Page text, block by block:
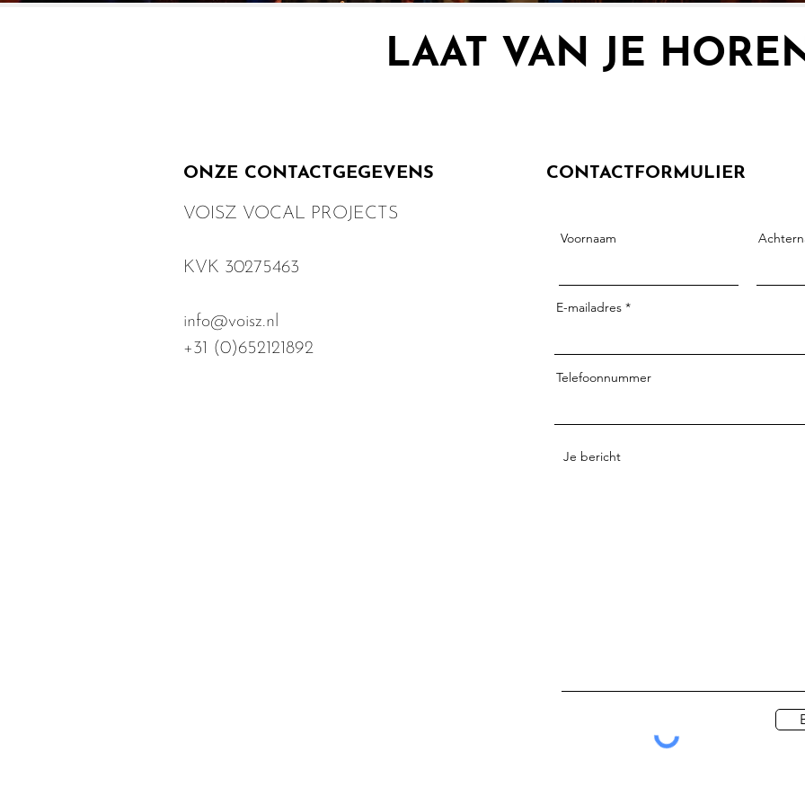
LAAT VAN JE
ONZE CONTACTGEGEVENS CONTACTFORMULIER
VOISZ VOCAL PROJECTS
KVK 30275463
info@voisz.nl
+31 (0)652121892
Voornaam
E-mailadres
Telefoonnummer
Je bericht